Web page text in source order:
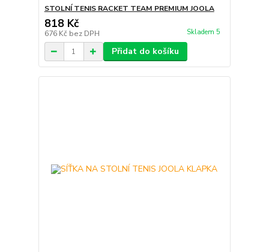
STOLNÍ TENIS RACKET TEAM PREMIUM JOOLA
818 Kč
676 Kč bez DPH Skladem 5
Přidat do košíku